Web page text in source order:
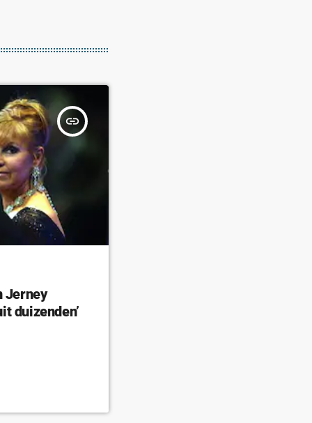
insert_link
Jerney
duizenden’